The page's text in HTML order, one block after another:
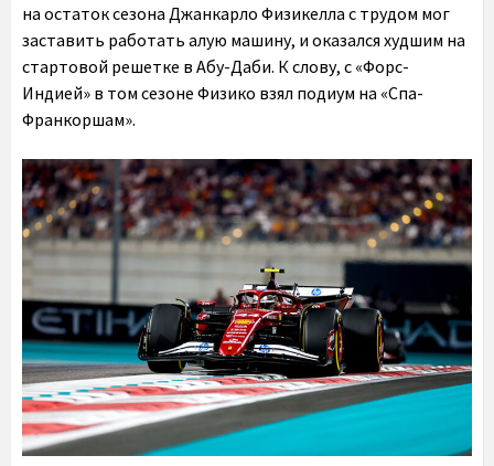
на остаток сезона Джанкарло Физикелла с трудом мог
заставить работать алую машину, и оказался худшим на
стартовой решетке в Абу-Даби. К слову, с «Форс-
Индией» в том сезоне Физико взял подиум на «Спа-
Франкоршам».